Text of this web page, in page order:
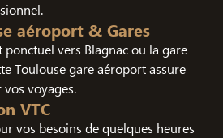
aéroport & Gares
vers Blagnac ou la gare
Toulouse gare aéroport assure
voyages.
VTC
vos besoins de quelques heures